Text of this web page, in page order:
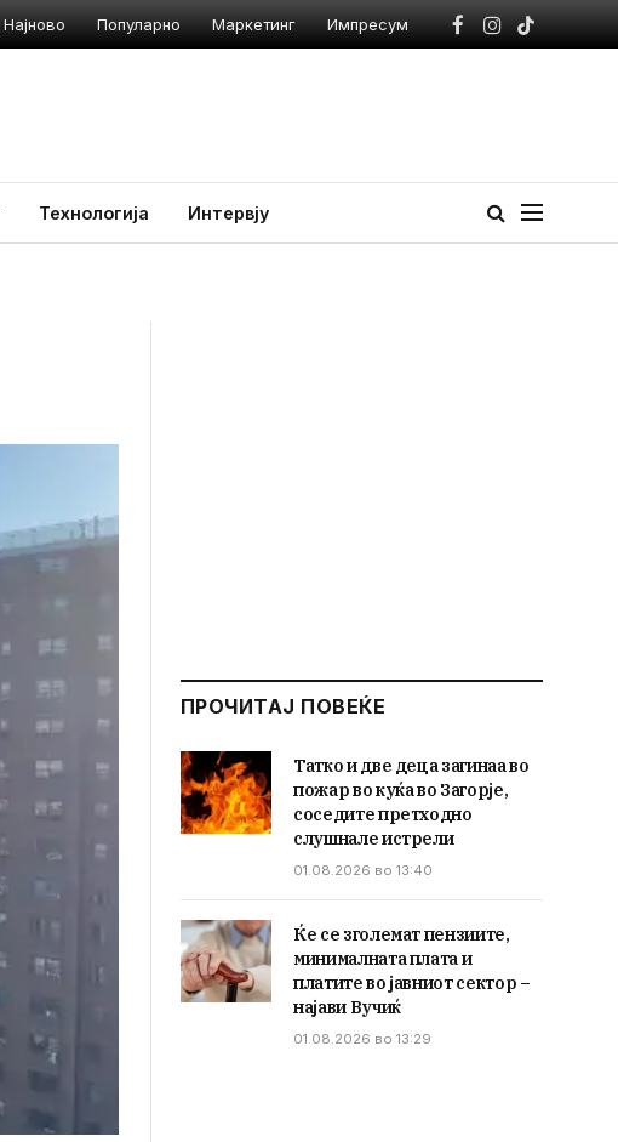
Најново Популарно Маркетинг Импресум
Facebook
Instagram
TikTok
Технологија Интервју
ПРОЧИТАЈ ПОВЕЌЕ
Татко и две деца загинаа во
пожар во куќа во Загорје,
соседите претходно
слушнале истрели
01.08.2026 во 13:40
Ќе се зголемат пензиите,
минималната плата и
платите во јавниот сектор –
најави Вучиќ
01.08.2026 во 13:29